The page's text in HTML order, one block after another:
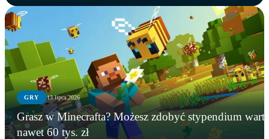
GRY 13 lipca 2026
Grasz w Minecrafta? Możesz zdobyć stypendium warte
nawet 60 tys. zł
GRY
Instalowali gry na Steamie, a tracili kryptowaluty.
WIADOMOŚCI
Microsoft zamyka Xbox Polska? Lokalny oddział
GRY
Grasz w Minecrafta? Możesz zdobyć stypendium